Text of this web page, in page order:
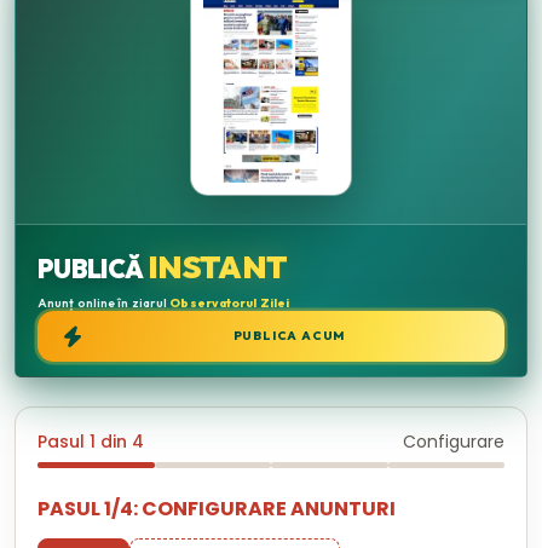
PUBLICĂINSTANT
Anunț online în ziarul Observatorul Zilei
PUBLICA ACUM
Pasul 1 din 4 Configurare
PASUL 1/4: CONFIGURARE ANUNTURI